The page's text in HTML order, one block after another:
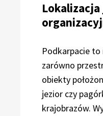
Podkarpacie
zarówno
obiekty
jezior czy
krajobrazów.